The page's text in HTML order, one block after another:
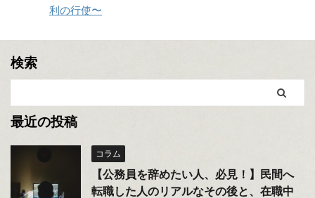
利の行使〜
検索
最近の投稿
コラム
【公務員を辞めたい人、必見！】民間へ
転職した人のリアルなその後と、在職中